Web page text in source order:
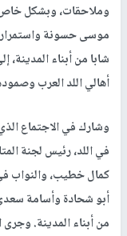
وملاحقات، وبشكل
شابا من أبناء
أهالي اللد العرب
وشارك في الاجتماع
في اللد، رئيس لجنة
كمال خطيب، والنواب
أبو شحادة وأسامة
من أبناء المدينة.